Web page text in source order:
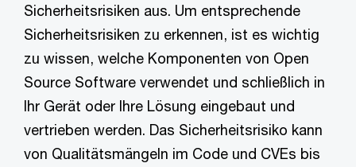
Sicherheitsrisiken aus. Um entsprechende
Sicherheitsrisiken zu erkennen, ist es wichtig
zu wissen, welche Komponenten von Open
Source Software verwendet und schließlich in
Ihr Gerät oder Ihre Lösung eingebaut und
vertrieben werden. Das Sicherheitsrisiko kann
von Qualitätsmängeln im Code und CVEs bis